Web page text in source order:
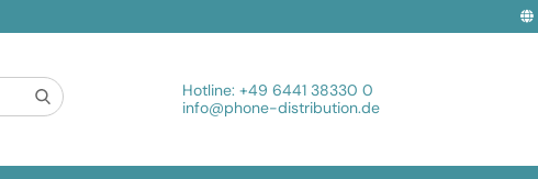
Hotline: +49 6441 38330 0
info@phone-distribution.de